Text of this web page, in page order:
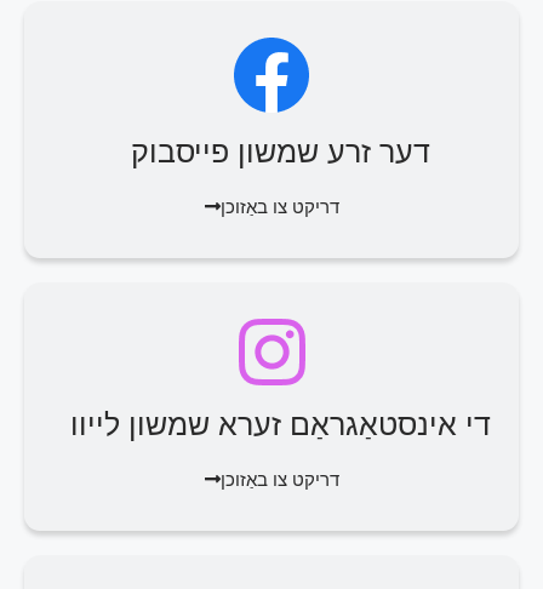
דער זרע שמשון פייסבוק
דריקט צו באַזוכן
די אינסטאַגראַם זערא שמשון לייוו
דריקט צו באַזוכן